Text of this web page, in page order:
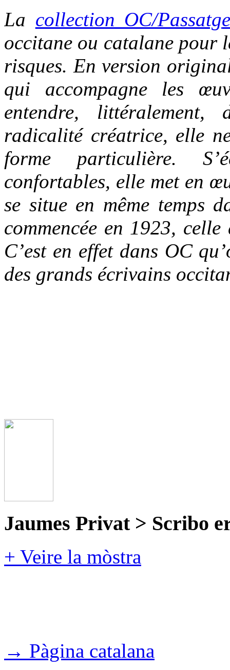
La collection OC/Passatg
occitane ou catalane pour
risques. En version
qui accompagne les
entendre,
radicalité créatrice, elle
forme particulière.
confortables, elle met en
se situe en même temps
commencée en 1923,
C’est en effet dans OC
des grands écrivains
Jaumes Privat > Scribo
+ Veire la mòstra
→ Pàgina catalana